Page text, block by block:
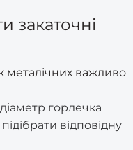
закаточні
металічних важливо
горлечка
відповідну